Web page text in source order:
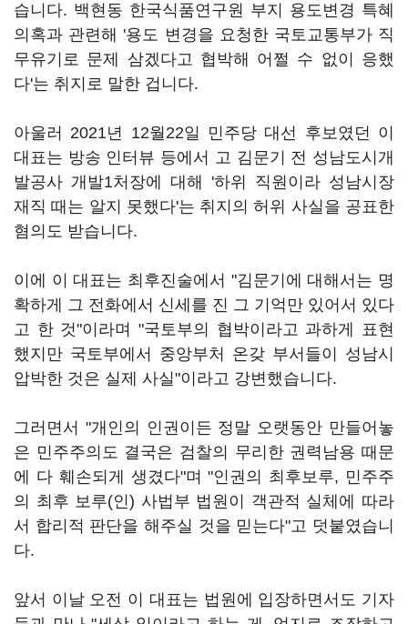
습니다. 백현동 한국식품연구원 부지 용도변경 특혜
의혹과 관련해 '용도 변경을 요청한 국토교통부가 직
무유기로 문제 삼겠다고 협박해 어쩔 수 없이 응했
다'는 취지로 말한 겁니다.
아울러 2021년 12월22일 민주당 대선 후보였던 이
대표는 방송 인터뷰 등에서 고 김문기 전 성남도시개
발공사 개발1처장에 대해 '하위 직원이라 성남시장
재직 때는 알지 못했다'는 취지의 허위 사실을 공표한
혐의도 받습니다.
이에 이 대표는 최후진술에서 "김문기에 대해서는 명
확하게 그 전화에서 신세를 진 그 기억만 있어서 있다
고 한 것"이라며 "국토부의 협박이라고 과하게 표현
했지만 국토부에서 중앙부처 온갖 부서들이 성남시
압박한 것은 실제 사실"이라고 강변했습니다.
그러면서 "개인의 인권이든 정말 오랫동안 만들어놓
은 민주주의도 결국은 검찰의 무리한 권력남용 때문
에 다 훼손되게 생겼다"며 "인권의 최후보루, 민주주
의 최후 보루(인) 사법부 법원이 객관적 실체에 따라
서 합리적 판단을 해주실 것을 믿는다"고 덧붙였습니
다.
앞서 이날 오전 이 대표는 법원에 입장하면서도 기자